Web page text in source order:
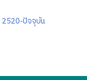
2520-ปัจจุบัน